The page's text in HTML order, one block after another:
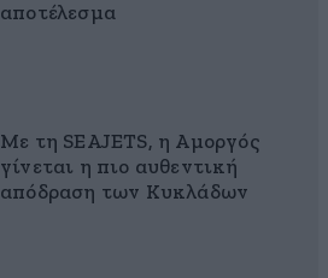
αποτέλεσμα
Με τη SEAJETS, η Αμοργός
γίνεται η πιο αυθεντική
απόδραση των Κυκλάδων